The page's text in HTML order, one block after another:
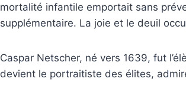
mortalité infantile emportait sans
supplémentaire. La joie et le deuil
Caspar Netscher, né vers 1639, fut
devient le portraitiste des élites,